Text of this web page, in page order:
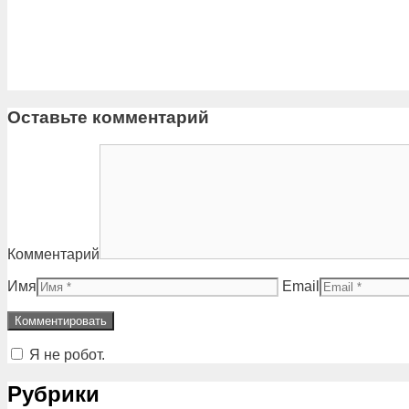
Оставьте комментарий
Комментарий
Имя Email
Я не робот.
Рубрики